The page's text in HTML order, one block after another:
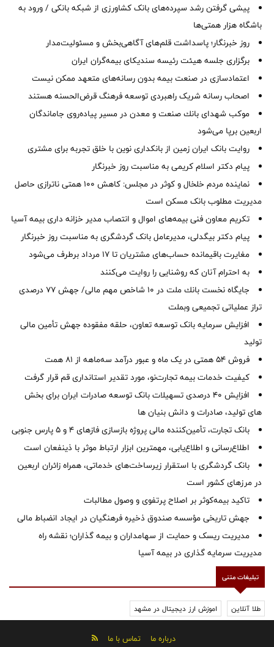
پیشی گرفتن رشد سپرده‌های بانک کشاورزی از شبکه بانکی / ورود به
باشگاه هزار همتی‌ها
روز خبرنگار؛ پاسداشت قلم‌های آگاهی‌بخش و مسئولیت‌مدار
برگزاری جلسه هیئت رئیسه سندیکای بیمه‌گران ایران
اعتمادسازی در صنعت بیمه بدون رسانه‌های متعهد ممکن نیست
اصحاب رسانه شریک راهبردی توسعه فرهنگ قرض‌الحسنه هستند
موكب شهدای بانك صنعت و معدن در مسیر پیاده‌روی جاماندگان
اربعین برپا می‌شود
روایت بانک ایران زمین از بانکداری نوین با خلق تجربه برای مشتری
پیام دکتر اسلام کریمی به مناسبت روز خبرنگار
نماینده مردم خلخال و کوثر در مجلس: کاهش ۱۰۰ همتی ناترازی حاصل
مدیریت مطلوب بانک مسکن است
تکریم معاون فنی بیمه‌های اموال و انتصاب مدیر خزانه داری بیمه آسیا
پیام دکتر بیگدلی، مدیرعامل بانک گردشگری به مناسبت روز خبرنگار
مغایرت‌ باقیمانده حساب‌های مشتریان تا ۱۷ مرداد برطرف می‌شود
به احترام آنان که روشنایی را روایت می‌کنند
جایگاه نخست بانك ملت در 10 شاخص مهم مالی/ جهش 77 درصدی
تراز عملیاتی تجمیعی وبملت
افزایش سرمایه بانک توسعه تعاون، حلقه مفقوده جهش تأمین مالی
تولید
فروش 54 همتی در یک ماه و عبور درآمد سه‌ماهه از 81 همت
کیفیت خدمات بیمه تجارت‌نو، مورد تقدیر استانداری قم قرار گرفت
افزایش 40 درصدی تسهیلات بانک توسعه صادرات ایران برای بخش
های تولید، صادرات و دانش بنیان ها
بانک تجارت، تأمین‌کننده مالی پروژه بازسازی فازهای ۴ و ۵ پارس جنوبی
اطلاع‌رسانی و اطلاع‌یابی، مهمترین ابزار ارتباط موثر با ذینفعان است
بانک گردشگری با استقرار زیرساخت‌های خدماتی، همراه زائران اربعین
در مرزهای کشور است
تاکید بیمه‌کوثر بر اصلاح پرتفوی و وصول مطالبات ‌
جهش تاریخی مؤسسه صندوق ذخیره فرهنگیان در ایجاد انضباط مالی
مدیریت ریسک و حمایت از سهامداران و بیمه گذاران؛ نقشه راه
مدیریت سرمایه گذاری در بیمه آسیا
تبلیغات متنی
طلا آنلاین اموزش ارز دیجیتال در مشهد
درباره ما تماس با ما